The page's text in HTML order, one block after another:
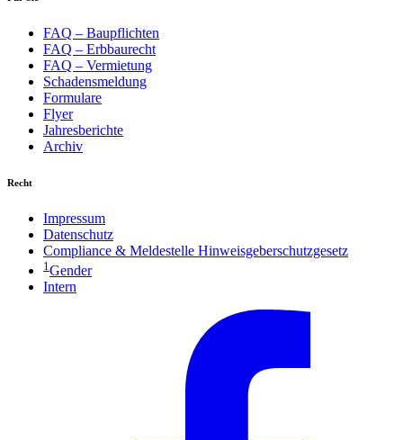
FAQ – Baupflichten
FAQ – Erbbaurecht
FAQ – Vermietung
Schadensmeldung
Formulare
Flyer
Jahresberichte
Archiv
Recht
Impressum
Datenschutz
Compliance & Meldestelle Hinweisgeberschutzgesetz
1 Gender
Intern